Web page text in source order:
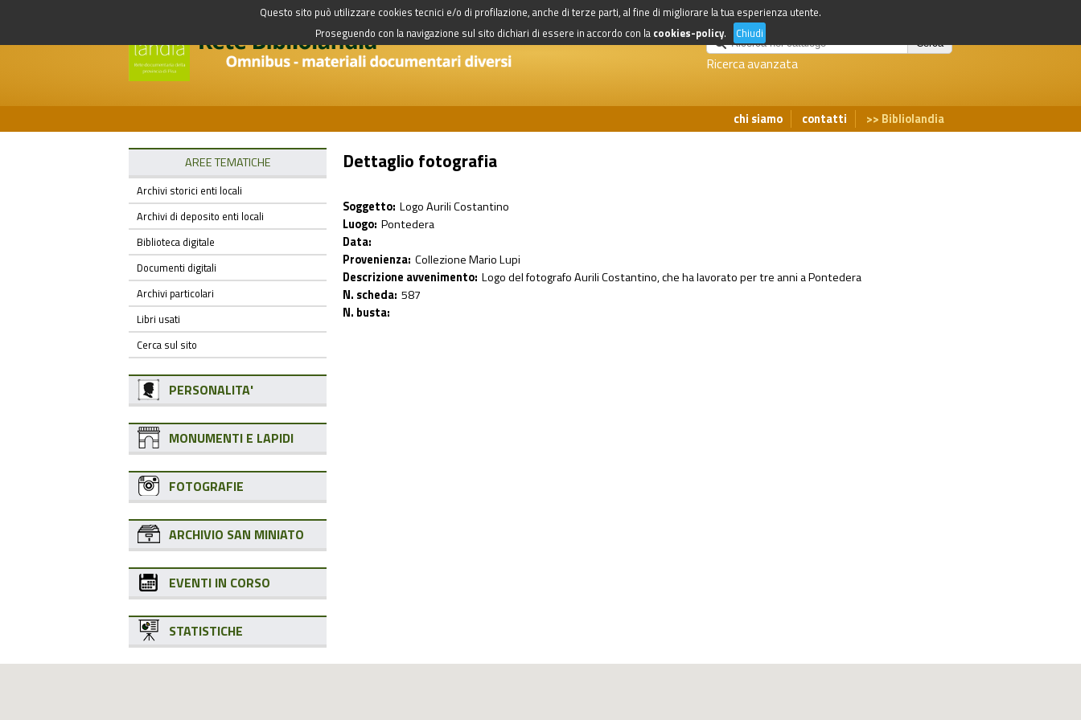
Questo sito può utilizzare cookies tecnici e/o di profilazione, anche di terze parti, al fine di migliorare la tua esperienza utente.
Proseguendo con la navigazione sul sito dichiari di essere in accordo con la cookies-policy. Chiudi
Ricerca avanzata
chi siamo contatti Bibliolandia
Dettaglio fotografia
Soggetto: Logo Aurili Costantino
Luogo: Pontedera
Data:
Provenienza: Collezione Mario Lupi
Descrizione avvenimento: Logo del fotografo Aurili Costantino, che ha lavorato per tre anni a Pontedera
N. scheda: 587
N. busta:
AREE TEMATICHE
Archivi storici enti locali
Archivi di deposito enti locali
Biblioteca digitale
Documenti digitali
Archivi particolari
Libri usati
Cerca sul sito
PERSONALITA'
MONUMENTI E LAPIDI
FOTOGRAFIE
ARCHIVIO SAN MINIATO
EVENTI IN CORSO
STATISTICHE